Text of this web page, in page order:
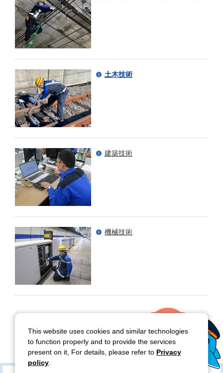
土木技術
建築技術
機械技術
This website uses cookies and similar technologies
to function properly and to provide the services
present on it, For details, please refer to Privacy
policy